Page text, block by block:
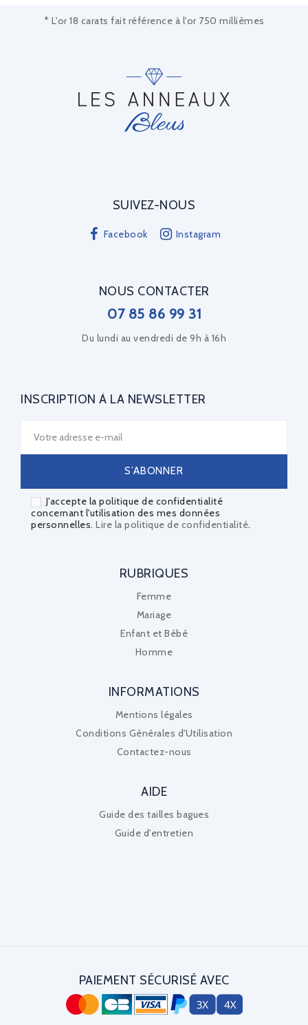
* L'or 18 carats fait référence à l'or 750 millièmes
SUIVEZ-NOUS
Facebook Instagram
NOUS CONTACTER
07 85 86 99 31
Du lundi au vendredi de 9h à 16h
INSCRIPTION À LA NEWSLETTER
J'accepte la politique de confidentialité
concernant l'utilisation des mes données
personnelles. Lire la politique de confidentialité.
RUBRIQUES
Femme
Mariage
Enfant et Bébé
Homme
INFORMATIONS
Mentions légales
Conditions Générales d'Utilisation
Contactez-nous
AIDE
Guide des tailles bagues
Guide d'entretien
PAIEMENT SÉCURISÉ AVEC